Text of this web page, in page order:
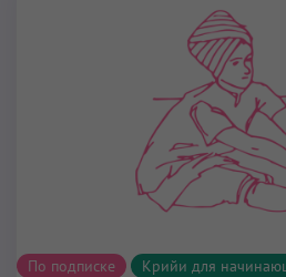
По подписке Крийи для